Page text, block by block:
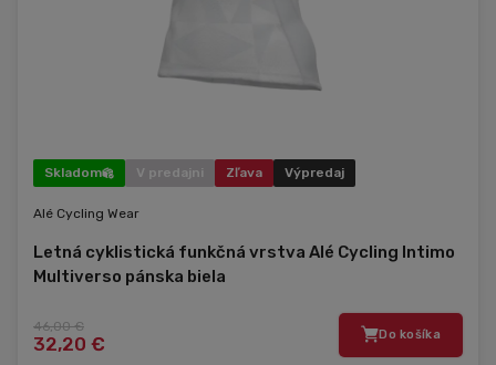
Skladom V predajni Zľava Výpredaj
Alé Cycling Wear
Letná cyklistická funkčná vrstva Alé Cycling Intimo
Multiverso pánska biela
46,00 €
32,20 € Do košíka